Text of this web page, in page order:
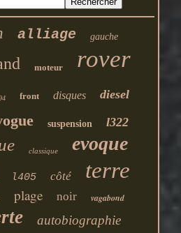
alliage gauche
moteur rover
front disques diesel
suspension l322
classique evoque
l405 côté terre
plage noir vagabond
autobiographie